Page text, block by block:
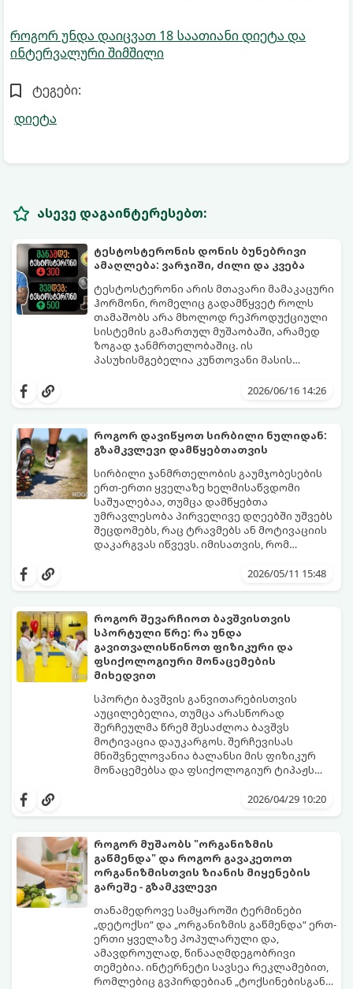
როგორ უნდა დაიცვათ 18 საათიანი დიეტა და
ინტერვალური შიმშილი
ტეგები:
დიეტა
ასევე დაგაინტერესებთ:
ტესტოსტერონის დონის ბუნებრივი
ამაღლება: ვარჯიში, ძილი და კვება
ტესტოსტერონი არის მთავარი მამაკაცური
ჰორმონი, რომელიც გადამწყვეტ როლს
თამაშობს არა მხოლოდ რეპროდუქციული
სისტემის გამართულ მუშაობაში, არამედ
ზოგად ჯანმრთელობაშიც. ის
პასუხისმგებელია კუნთოვანი მასის
დონეზე, გუნება-განწყობაზე,
ორგანიზმში ტესტოსტერონის დონე
თანამედროვე სტრესული ცხოვრების წესი,
არასწორი კვება და უმოძრაობა ამ პროცესს
კატასტროფულად აჩქარებს. დაბალი
ტესტოსტერონი იწვევს მუდმივ
დაღლილობას, დეპრესიას, კუნთების
განლევასა და ცხიმის დაგროვებას მუცლის
არეში.
სინთეტიკური ჰორმონალური თერაპიის
დაწყებამდე, რომელსაც ხშირად
სერიოზული გვერდითი ეფექტები აქვს,
უმჯობესია ორგანიზმს ტესტოსტერონის
გამომუშავებაში ბუნებრივი, მეცნიერულად
დადასტურებული გზებით დაეხმაროთ.
წარმოგიდგენთ ტესტოსტერონის
2026/06/16 14:26
როგორ დავიწყოთ სირბილი ნულიდან:
გზამკვლევი დამწყებთათვის
სირბილი ჯანმრთელობის გაუმჯობესების
ერთ-ერთი ყველაზე ხელმისაწვდომი
საშუალებაა, თუმცა დამწყებთა
უმრავლესობა პირველივე დღეებში უშვებს
შეცდომებს, რაც ტრავმებს ან მოტივაციის
დაკარგვას იწვევს. იმისათვის, რომ
ნაწილად იქცეს, მიჰყევით ამ ინსტრუქციას:
2026/05/11 15:48
როგორ შევარჩიოთ ბავშვისთვის
სპორტული წრე: რა უნდა
გავითვალისწინოთ ფიზიკური და
ფსიქოლოგიური მონაცემების
მიხედვით
სპორტი ბავშვის განვითარებისთვის
აუცილებელია, თუმცა არასწორად
შერჩეულმა წრემ შესაძლოა ბავშვს
მოტივაცია დაუკარგოს. შერჩევისას
მნიშვნელოვანია ბალანსი მის ფიზიკურ
მონაცემებსა და ფსიქოლოგიურ ტიპაჟს
2026/04/29 10:20
როგორ მუშაობს "ორგანიზმის
გაწმენდა" და როგორ გავაკეთოთ
ორგანიზმისთვის ზიანის მიყენების
გარეშე - გზამკვლევი
თანამედროვე სამყაროში ტერმინები
„დეტოქსი“ და „ორგანიზმის გაწმენდა“ ერთ-
ერთი ყველაზე პოპულარული და,
ამავდროულად, წინააღმდეგობრივი
თემებია. ინტერნეტი სავსეა რეკლამებით,
რომლებიც გვპირდებიან „ტოქსინებისგან